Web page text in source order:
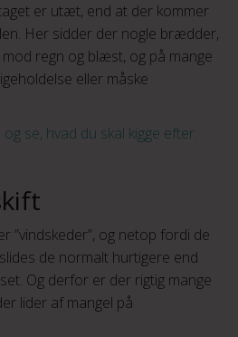
er utæt, end at der kommer
Her sidder der nogle brædder,
regn og blæst, og på mange
eller måske
se, hvad du skal kigge efter.
”vindskeder”, og netop fordi de
de normalt hurtigere end
Og derfor er der rigtig mange
lider af mangel på